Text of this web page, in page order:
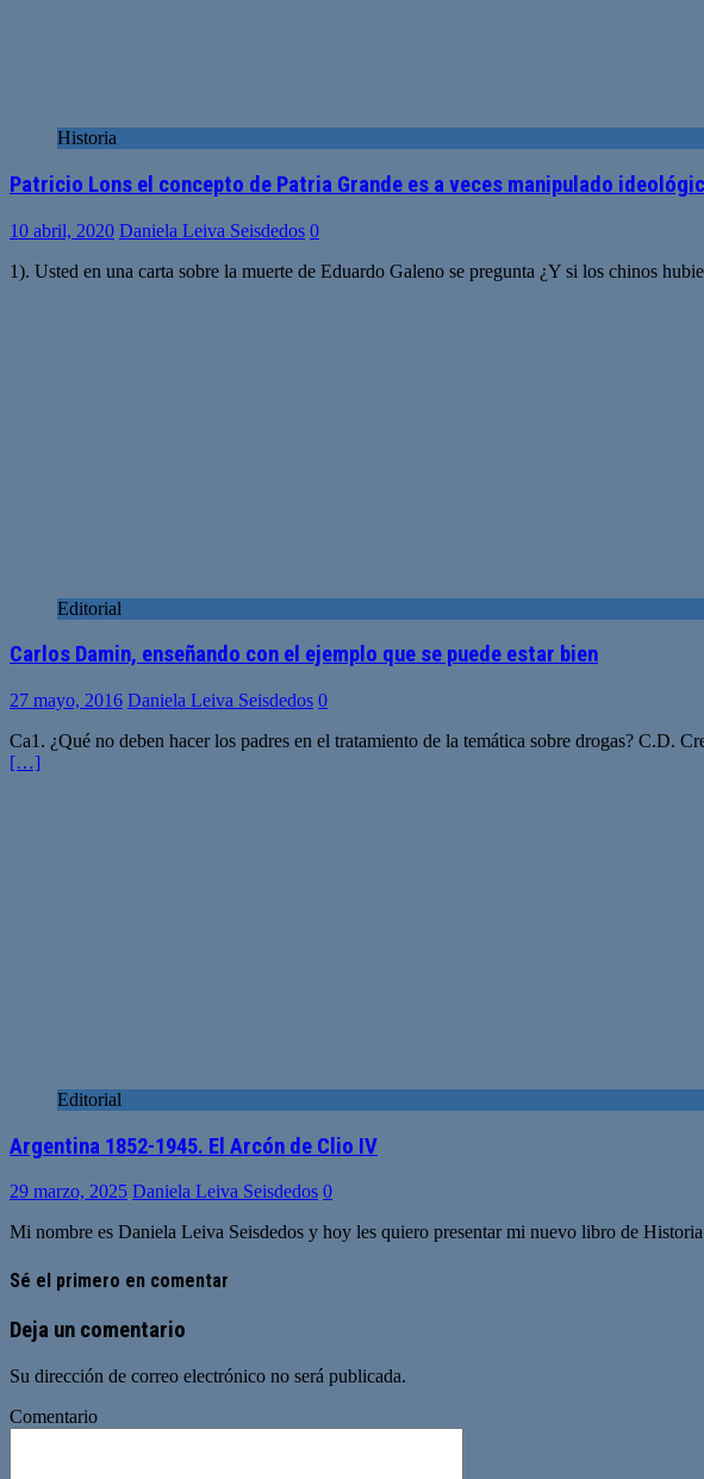
Historia
Patricio Lons el concepto de Patria Grande es a veces manipulado
10 abril, 2020 Daniela Leiva Seisdedos 0
1). Usted en una carta sobre la muerte de Eduardo Galeno se pregunta ¿Y si los chinos
Editorial
Carlos Damin, enseñando con el ejemplo que se puede estar bien
27 mayo, 2016 Daniela Leiva Seisdedos 0
Ca1. ¿Qué no deben hacer los padres en el tratamiento de la temática sobre drogas? C.D.
[…]
Editorial
Argentina 1852-1945. El Arcón de Clio IV
29 marzo, 2025 Daniela Leiva Seisdedos 0
Mi nombre es Daniela Leiva Seisdedos y hoy les quiero presentar mi nuevo libro de
Sé el primero en comentar
Deja un comentario
Su dirección de correo electrónico no será publicada.
Comentario